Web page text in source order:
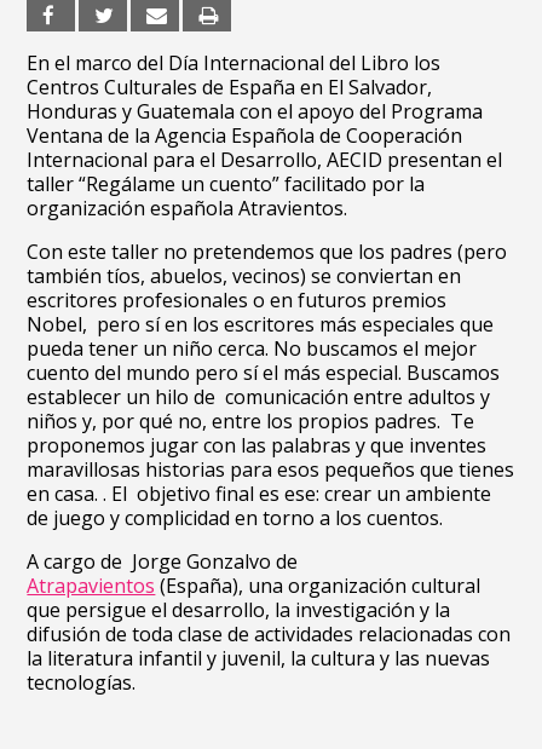
En el marco del Día Internacional del Libro los
Centros Culturales de España en El Salvador,
Honduras y Guatemala con el apoyo del Programa
Ventana de la Agencia Española de Cooperación
Internacional para el Desarrollo, AECID presentan el
taller “Regálame un cuento” facilitado por la
organización española Atravientos.
Con este taller no pretendemos que los padres (pero
también tíos, abuelos, vecinos) se conviertan en
escritores profesionales o en futuros premios
Nobel, pero sí en los escritores más especiales que
pueda tener un niño cerca. No buscamos el mejor
cuento del mundo pero sí el más especial. Buscamos
establecer un hilo de comunicación entre adultos y
niños y, por qué no, entre los propios padres. Te
proponemos jugar con las palabras y que inventes
maravillosas historias para esos pequeños que tienes
en casa. . El objetivo final es ese: crear un ambiente
de juego y complicidad en torno a los cuentos.
A cargo de Jorge Gonzalvo de
Atrapavientos (España), una organización cultural
que persigue el desarrollo, la investigación y la
difusión de toda clase de actividades relacionadas con
la literatura infantil y juvenil, la cultura y las nuevas
tecnologías.